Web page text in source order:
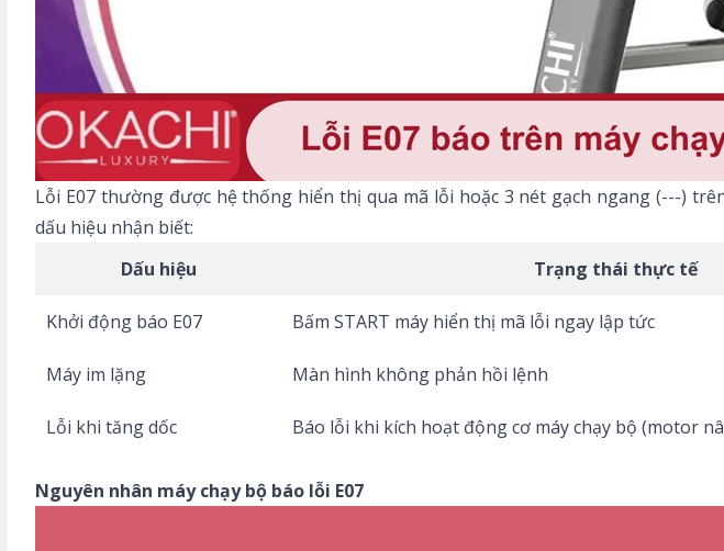
Lỗi E07 thường được hệ thống hiển thị qua mã lỗi hoặc 3 nét gạch ngang (---)
dấu hiệu nhận biết:
Dấu hiệu
Trạng thái thực tế
Khởi động báo E07 Bấm START máy hiển thị mã lỗi ngay lập tức
Máy im lặng Màn hình không phản hồi lệnh
Lỗi khi tăng dốc Báo lỗi khi kích hoạt động cơ máy chạy bộ (motor
Nguyên nhân máy chạy bộ báo lỗi E07